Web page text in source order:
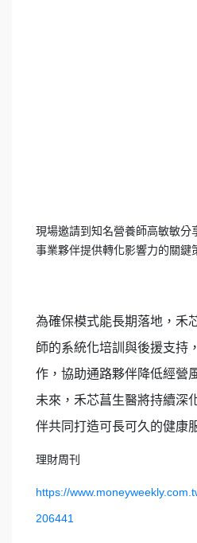
現場邀請到知名營養師高敏敏分
事業夥伴提供轉化影響力的關鍵
為確保模式能長期落地，禾
師的系統化培訓與後援支持
作，協助通路夥伴降低經營
未來，禾芯菖生醫將持續深
伴共同打造可長可久的健康
理財周刊
https://
206441